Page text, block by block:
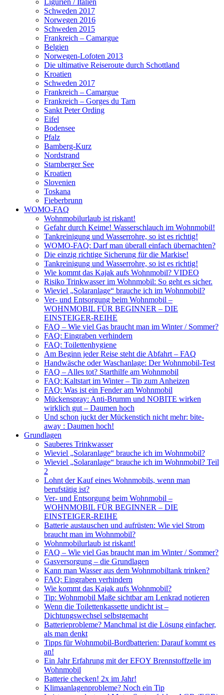
Schweden 2017
Norwegen 2016
Schweden 2015
Frankreich – Camargue
Belgien
Norwegen-Lofoten 2013
Die ultimative Reiseroute durch Schottland
Kroatien
Schweden 2017
Frankreich – Camargue
Frankreich – Gorges du Tarn
Sankt Peter Ording
Eifel
Bodensee
Pfalz
Bamberg-Kurz
Nordstrand
Starnberger See
Kroatien
Slovenien
Toskana
Fieberbrunn
WOMO-FAQ
Wohnmobilurlaub ist riskant!
Gefahr durch Keime! Wasserschlauch im Wohnmobil!
Tankreinigung und Wasserrohre, so ist es richtig!
WOMO-FAQ: Darf man überall einfach übernachten?
Die einzig richtige Sicherung für die Markise!
Tankreinigung und Wasserrohre, so ist es richtig!
Wie kommt das Kajak aufs Wohnmobil? VIDEO
Risiko Trinkwasser im Wohnmobil: So geht es sicher.
Wieviel „Solaranlage“ brauche ich im Wohnmobil?
Ver- und Entsorgung beim Wohnmobil –
WOHNMOBIL FÜR BEGINNER – DIE
EINSTEIGER-REIHE
FAQ – Wie viel Gas braucht man im Winter / Sommer?
FAQ: Eingraben verhindern
FAQ: Toilettenhygiene
Am Beginn jeder Reise steht die Abfahrt – FAQ
Handwäsche oder Waschanlage: Der Wohnmobil-Test
FAQ – Alles tot? Starthilfe am Wohnmobil
FAQ: Kaltstart im Winter – Tip zum Anheizen
FAQ: Was ist ein Fender am Wohnmobil
Mückenspray: Anti-Brumm und NOBITE wirken
wirklich gut – Daumen hoch
Und schon juckt der Mückenstich nicht mehr: bite-
away : Daumen hoch!
Grundlagen
Sauberes Trinkwasser
Wieviel „Solaranlage“ brauche ich im Wohnmobil?
Wieviel „Solaranlage“ brauche ich im Wohnmobil? Teil
2
Lohnt der Kauf eines Wohnmobils, wenn man
berufstätig ist?
Ver- und Entsorgung beim Wohnmobil –
WOHNMOBIL FÜR BEGINNER – DIE
EINSTEIGER-REIHE
Batterie austauschen und aufrüsten: Wie viel Strom
braucht man im Wohnmobil?
Wohnmobilurlaub ist riskant!
FAQ – Wie viel Gas braucht man im Winter / Sommer?
Gasversorgung – die Grundlagen
Kann man Wasser aus dem Wohnmobiltank trinken?
FAQ: Eingraben verhindern
Wie kommt das Kajak aufs Wohnmobil?
Tip: Wohnmobil Maße sichtbar am Lenkrad notieren
Wenn die Toilettenkassette undicht ist –
Dichtungswechsel selbstgemacht
Batterieprobleme? Manchmal ist die Lösung einfacher,
als man denkt
Tipps für Wohnmobil-Bordbatterien: Darauf kommt es
an!
Ein Jahr Erfahrung mit der EFOY Brennstoffzelle im
Wohnmobil
Batterie checken! 2x im Jahr!
Klimaanlagenprobleme? Noch ein Tip